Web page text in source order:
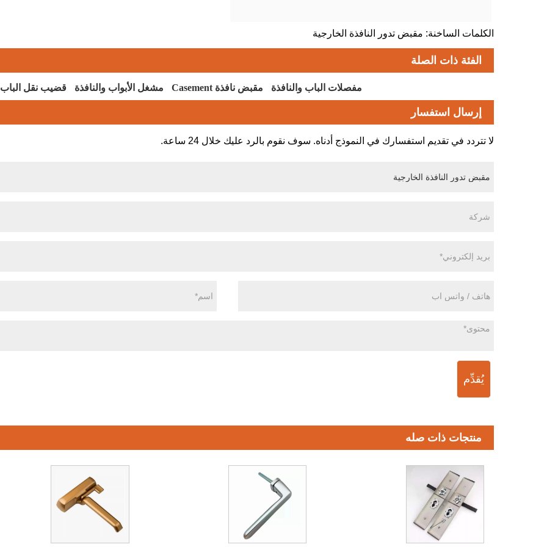
الكلمات الساخنة: مقبض تدور النافذة الخارجية
الفئة ذات الصلة
قضيب نقل الباب مشغل الأبواب والنافذة مقبض نافذة Casement مفصلات الباب والنافذة
إرسال استفسار
لا تتردد في تقديم استفسارك في النموذج أدناه. سوف نقوم بالرد عليك خلال 24 ساعة.
يُقدِّم
منتجات ذات صله